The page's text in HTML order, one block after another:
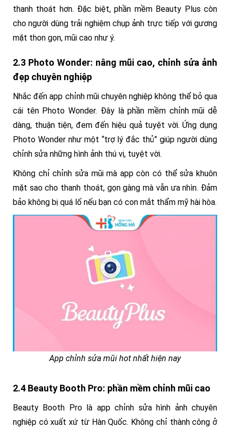
thanh thoát hơn. Đặc biệt, phần mềm Beauty Plus còn
cho người dùng trải nghiệm chụp ảnh trực tiếp với gương
mặt thon gọn, mũi cao như ý.
2.3 Photo Wonder: nâng mũi cao, chỉnh sửa ảnh
đẹp chuyên nghiệp
Nhắc đến app chỉnh mũi chuyên nghiệp không thể bỏ qua
cái tên Photo Wonder. Đây là phần mềm chỉnh mũi dễ
dàng, thuận tiện, đem đến hiệu quả tuyệt vời. Ứng dụng
Photo Wonder như một “trợ lý đắc thủ” giúp người dùng
chỉnh sửa những hình ảnh thú vị, tuyệt vời.
Không chỉ chỉnh sửa mũi mà app còn có thể sửa khuôn
mặt sao cho thanh thoát, gọn gàng mà vẫn ưa nhìn. Đảm
bảo không bị quá lố nếu bạn có con mắt thẩm mỹ hài hòa.
App chỉnh sửa mũi hot nhất hiện nay
2.4 Beauty Booth Pro: phần mềm chỉnh mũi cao
Beauty Booth Pro là app chỉnh sửa hình ảnh chuyên
nghiệp có xuất xứ từ Hàn Quốc. Không chỉ thành công ở